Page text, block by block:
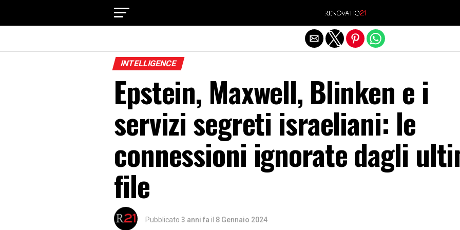
INTELLIGENCE
Epstein, Maxwell, Blinken e i
servizi segreti israeliani: le
connessioni ignorate dagli
file
Pubblicato 3 anni fa il 8 Gennaio 2024
Exit mobile version